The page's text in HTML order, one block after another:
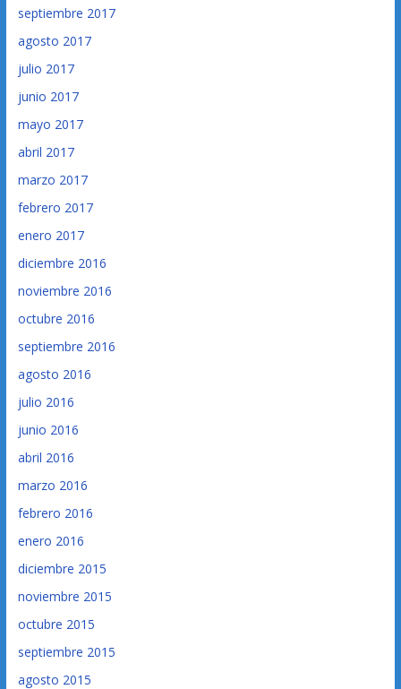
septiembre 2017
agosto 2017
julio 2017
junio 2017
mayo 2017
abril 2017
marzo 2017
febrero 2017
enero 2017
diciembre 2016
noviembre 2016
octubre 2016
septiembre 2016
agosto 2016
julio 2016
junio 2016
abril 2016
marzo 2016
febrero 2016
enero 2016
diciembre 2015
noviembre 2015
octubre 2015
septiembre 2015
agosto 2015